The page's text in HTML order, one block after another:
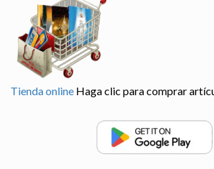
Tienda online Haga clic para comprar